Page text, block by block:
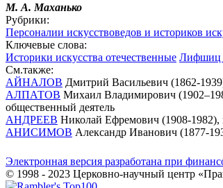
М. А. Маханько
Рубрики:
Персоналии искусствоведов и историков
Ключевые слова:
Историки искусства отечественные Лифшиц
См.также:
АЙНАЛОВ Дмитрий Васильевич (1862-
АЛПАТОВ Михаил Владимирович
общественный деятель
АНДРЕЕВ Николай Ефремович (1908-1982),
АНИСИМОВ Александр Иванович (1877-
Электронная версия разработана при
© 1998 - 2023 Церковно-научный центр